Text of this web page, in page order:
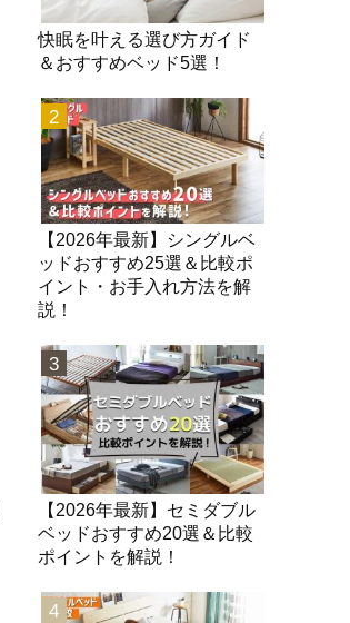
快眠を叶える選び方ガイド
＆おすすめベッド5選！
2
【2026年最新】シングルベ
ッドおすすめ25選＆比較ポ
イント・お手入れ方法を解
説！
3
【2026年最新】セミダブル
ベッドおすすめ20選＆比較
ポイントを解説！
4